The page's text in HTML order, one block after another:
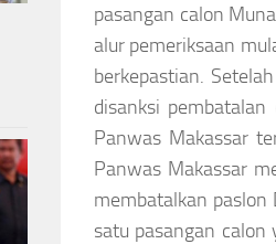
pasangan calon
alur pemeriksaan
berkepastian.
disanksi
Panwas Makassar
Panwas Makassar
membatalkan paslon
satu pasangan